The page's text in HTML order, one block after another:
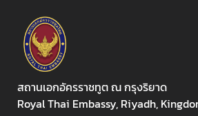
บ
ริ
ก
า
สถานเอกอัครราชทูต ณ กรุงริยาด
Royal Thai Embassy, Riyadh,